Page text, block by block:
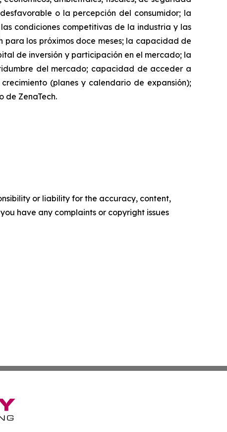
o la percepción del consumidor; la
condiciones competitivas de la industria y las
para los próximos doce meses; la capacidad de
de inversión y participación en el mercado; la
del mercado; capacidad de acceder a
(planes y calendario de expansión);
de ZenaTech.
or liability for the accuracy, content,
have any complaints or copyright issues